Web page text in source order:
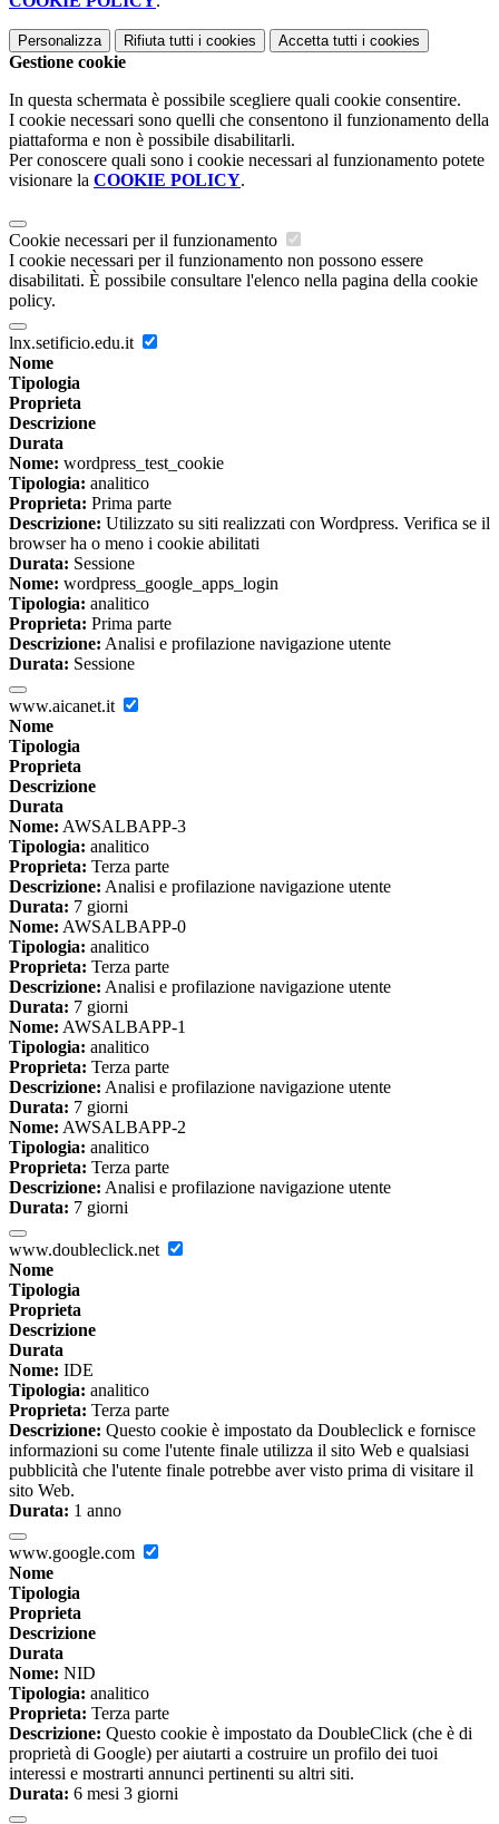
Personalizza Rifiuta tutti i cookies Accetta tutti i cookies
Gestione cookie
In questa schermata è possibile scegliere quali cookie consentire.
I cookie necessari sono quelli che consentono il funzionamento della
piattaforma e non è possibile disabilitarli.
Per conoscere quali sono i cookie necessari al funzionamento potete
visionare la COOKIE POLICY.
Cookie necessari per il funzionamento
I cookie necessari per il funzionamento non possono essere
disabilitati. È possibile consultare l'elenco nella pagina della cookie
policy.
lnx.setificio.edu.it
Nome
Tipologia
Proprieta
Descrizione
Durata
Nome: wordpress_test_cookie
Tipologia: analitico
Proprieta: Prima parte
Descrizione: Utilizzato su siti realizzati con Wordpress. Verifica se il
browser ha o meno i cookie abilitati
Durata: Sessione
Nome: wordpress_google_apps_login
Tipologia: analitico
Proprieta: Prima parte
Descrizione: Analisi e profilazione navigazione utente
Durata: Sessione
www.aicanet.it
Nome
Tipologia
Proprieta
Descrizione
Durata
Nome: AWSALBAPP-3
Tipologia: analitico
Proprieta: Terza parte
Descrizione: Analisi e profilazione navigazione utente
Durata: 7 giorni
Nome: AWSALBAPP-0
Tipologia: analitico
Proprieta: Terza parte
Descrizione: Analisi e profilazione navigazione utente
Durata: 7 giorni
Nome: AWSALBAPP-1
Tipologia: analitico
Proprieta: Terza parte
Descrizione: Analisi e profilazione navigazione utente
Durata: 7 giorni
Nome: AWSALBAPP-2
Tipologia: analitico
Proprieta: Terza parte
Descrizione: Analisi e profilazione navigazione utente
Durata: 7 giorni
www.doubleclick.net
Nome
Tipologia
Proprieta
Descrizione
Durata
Nome: IDE
Tipologia: analitico
Proprieta: Terza parte
Descrizione: Questo cookie è impostato da Doubleclick e fornisce
informazioni su come l'utente finale utilizza il sito Web e qualsiasi
pubblicità che l'utente finale potrebbe aver visto prima di visitare il
sito Web.
Durata: 1 anno
www.google.com
Nome
Tipologia
Proprieta
Descrizione
Durata
Nome: NID
Tipologia: analitico
Proprieta: Terza parte
Descrizione: Questo cookie è impostato da DoubleClick (che è di
proprietà di Google) per aiutarti a costruire un profilo dei tuoi
interessi e mostrarti annunci pertinenti su altri siti.
Durata: 6 mesi 3 giorni